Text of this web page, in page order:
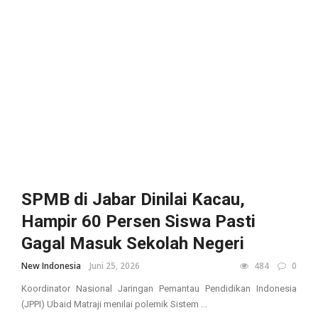
SPMB di Jabar Dinilai Kacau,
Hampir 60 Persen Siswa Pasti
Gagal Masuk Sekolah Negeri
New Indonesia Juni 25, 2026 484 0
Koordinator Nasional Jaringan Pemantau Pendidikan Indonesia
(JPPI) Ubaid Matraji menilai polemik Sistem ...